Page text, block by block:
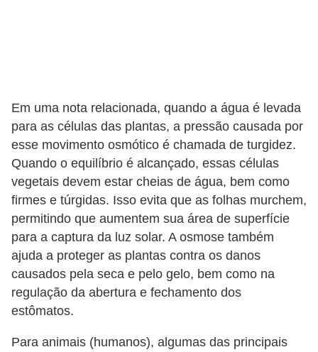
Em uma nota relacionada, quando a água é levada
para as células das plantas, a pressão causada por
esse movimento osmótico é chamada de turgidez.
Quando o equilíbrio é alcançado, essas células
vegetais devem estar cheias de água, bem como
firmes e túrgidas. Isso evita que as folhas murchem,
permitindo que aumentem sua área de superfície
para a captura da luz solar. A osmose também
ajuda a proteger as plantas contra os danos
causados ​​pela seca e pelo gelo, bem como na
regulação da abertura e fechamento dos
estômatos.
Para animais (humanos), algumas das principais